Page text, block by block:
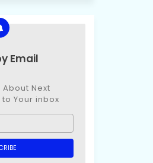
Email
Next
Your inbox